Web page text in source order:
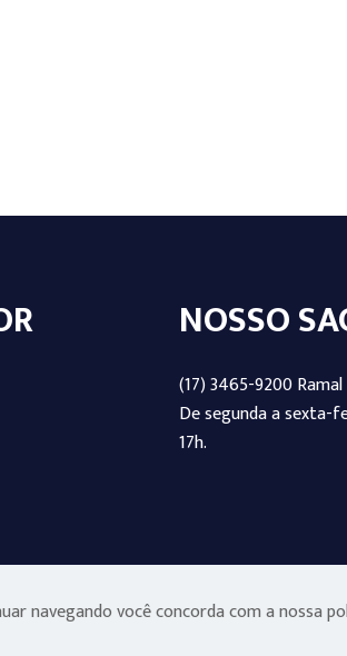
NOSSO
(17) 3465-9200
De segunda a sexta-
17h.
navegando você concorda com a nossa